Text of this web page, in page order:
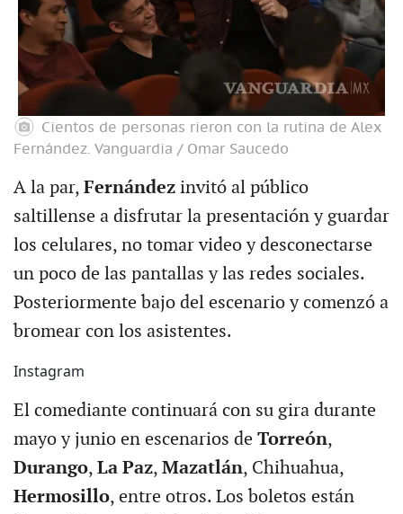
Cientos de personas rieron con la rutina de Alex
Fernández. Vanguardia / Omar Saucedo
A la par, Fernández invitó al público
saltillense a disfrutar la presentación y guardar
los celulares, no tomar video y desconectarse
un poco de las pantallas y las redes sociales.
Posteriormente bajo del escenario y comenzó a
bromear con los asistentes.
Instagram
El comediante continuará con su gira durante
mayo y junio en escenarios de Torreón,
Durango, La Paz, Mazatlán, Chihuahua,
Hermosillo, entre otros. Los boletos están